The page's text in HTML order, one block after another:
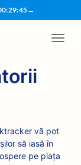
:29:45→
vă pot
să iasă în
pe piața